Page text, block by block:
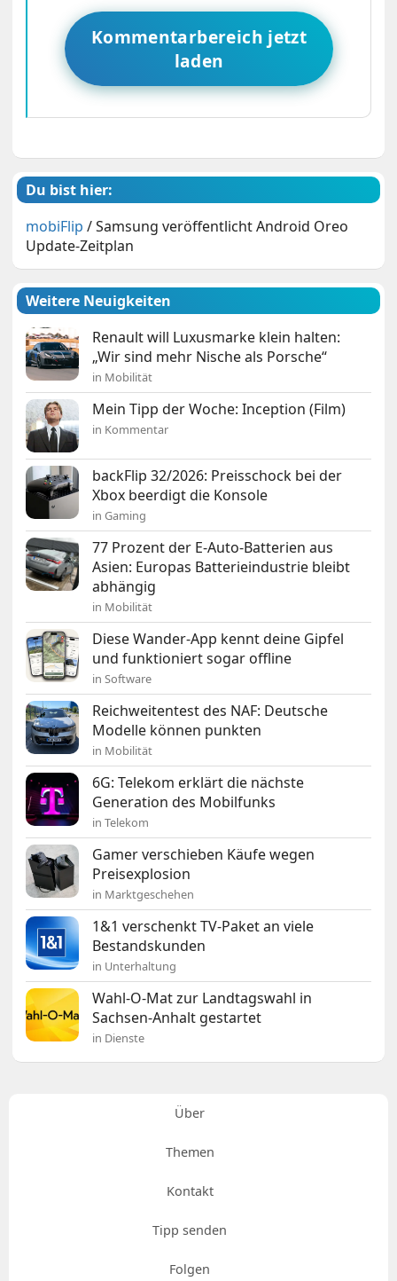
Kommentarbereich jetzt
laden
Du bist hier:
mobiFlip /Samsung veröffentlicht Android Oreo
Update-Zeitplan
Weitere Neuigkeiten
Renault will Luxusmarke klein halten:
„Wir sind mehr Nische als Porsche“
in Mobilität
Mein Tipp der Woche: Inception (Film)
in Kommentar
backFlip 32/2026: Preisschock bei der
Xbox beerdigt die Konsole
in Gaming
77 Prozent der E-Auto-Batterien aus
Asien: Europas Batterieindustrie bleibt
abhängig
in Mobilität
Diese Wander-App kennt deine Gipfel
und funktioniert sogar offline
in Software
Reichweitentest des NAF: Deutsche
Modelle können punkten
in Mobilität
6G: Telekom erklärt die nächste
Generation des Mobilfunks
in Telekom
Gamer verschieben Käufe wegen
Preisexplosion
in Marktgeschehen
1&1 verschenkt TV-Paket an viele
Bestandskunden
in Unterhaltung
Wahl-O-Mat zur Landtagswahl in
Sachsen-Anhalt gestartet
in Dienste
Über
Themen
Kontakt
Tipp senden
Folgen